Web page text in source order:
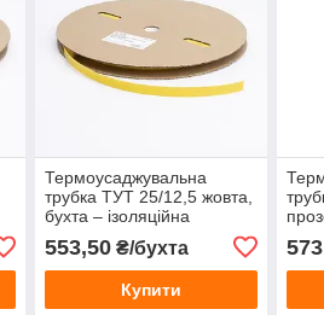
Термоусаджувальна
трубка ТУТ 25/12,5 жовта,
бухта – ізоляційна
термоусадка для кабелю
та проводів
553,50₴/бухта
Купити